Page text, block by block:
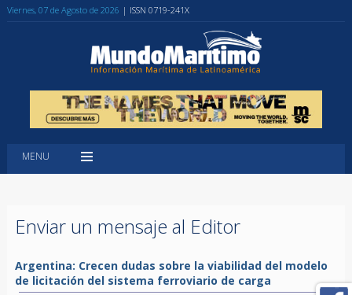
Viernes, 07 de Agosto de 2026 | ISSN 0719-241X
MENU
Enviar un mensaje al Editor
Argentina: Crecen dudas sobre la viabilidad del modelo
de licitación del sistema ferroviario de carga